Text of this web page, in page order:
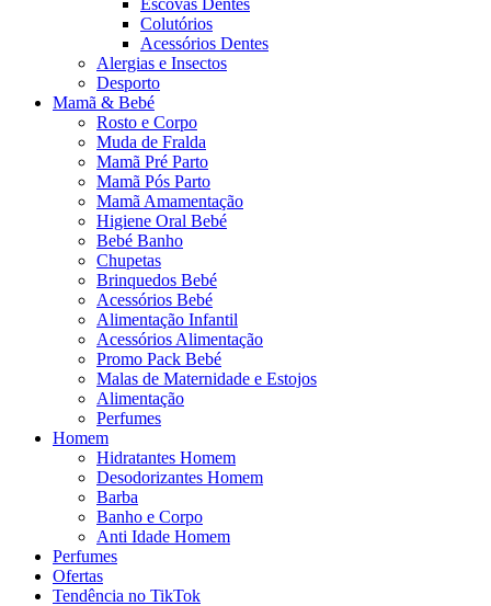
Escovas Dentes
Colutórios
Acessórios Dentes
Alergias e Insectos
Desporto
Mamã & Bebé
Rosto e Corpo
Muda de Fralda
Mamã Pré Parto
Mamã Pós Parto
Mamã Amamentação
Higiene Oral Bebé
Bebé Banho
Chupetas
Brinquedos Bebé
Acessórios Bebé
Alimentação Infantil
Acessórios Alimentação
Promo Pack Bebé
Malas de Maternidade e Estojos
Alimentação
Perfumes
Homem
Hidratantes Homem
Desodorizantes Homem
Barba
Banho e Corpo
Anti Idade Homem
Perfumes
Ofertas
Tendência no TikTok